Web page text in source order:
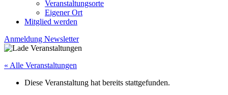
Veranstaltungsorte
Eigener Ort
Mitglied werden
Anmeldung Newsletter
« Alle Veranstaltungen
Diese Veranstaltung hat bereits stattgefunden.